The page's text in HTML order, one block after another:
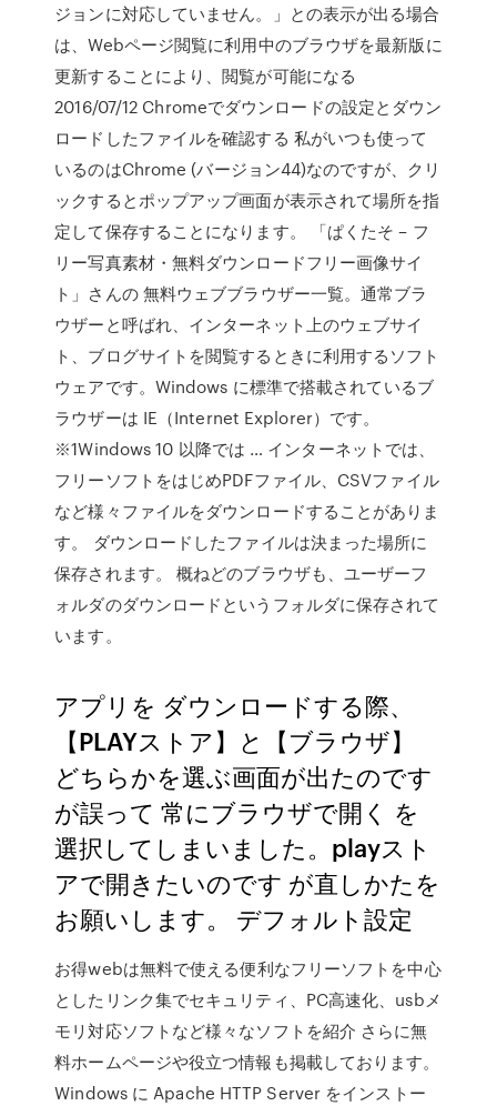
ジョンに対応していません。」との表示が出る場合
は、Webページ閲覧に利用中のブラウザを最新版に
更新することにより、閲覧が可能になる
2016/07/12 Chromeでダウンロードの設定とダウン
ロードしたファイルを確認する 私がいつも使って
いるのはChrome (バージョン44)なのですが、クリ
ックするとポップアップ画面が表示されて場所を指
定して保存することになります。 「ぱくたそ – フ
リー写真素材・無料ダウンロードフリー画像サイ
ト」さんの 無料ウェブブラウザー一覧。通常ブラ
ウザーと呼ばれ、インターネット上のウェブサイ
ト、ブログサイトを閲覧するときに利用するソフト
ウェアです。Windows に標準で搭載されているブ
ラウザーは IE（Internet Explorer）です。
※1Windows 10 以降では … インターネットでは、
フリーソフトをはじめPDFファイル、CSVファイル
など様々ファイルをダウンロードすることがありま
す。 ダウンロードしたファイルは決まった場所に
保存されます。 概ねどのブラウザも、ユーザーフ
ォルダのダウンロードというフォルダに保存されて
います。
アプリを ダウンロードする際、
【PLAYストア】と【ブラウザ】
どちらかを選ぶ画面が出たのです
が誤って 常にブラウザで開く を
選択してしまいました。playスト
アで開きたいのです が直しかたを
お願いします。 デフォルト設定
お得webは無料で使える便利なフリーソフトを中心
としたリンク集でセキュリティ、PC高速化、usbメ
モリ対応ソフトなど様々なソフトを紹介 さらに無
料ホームページや役立つ情報も掲載しております。
Windows に Apache HTTP Server をインストー